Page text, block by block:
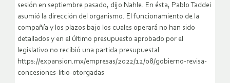
sesión en septiembre pasado, dijo Nahle. En ésta, Pablo Taddei
asumió la dirección del organismo. El funcionamiento de la
compañía y los plazos bajo los cuales operará no han sido
detallados y en el último presupuesto aprobado por el
legislativo no recibió una partida presupuestal.
https://expansion.mx/empresas/2022/12/08/gobierno-revisa-
concesiones-litio-otorgadas